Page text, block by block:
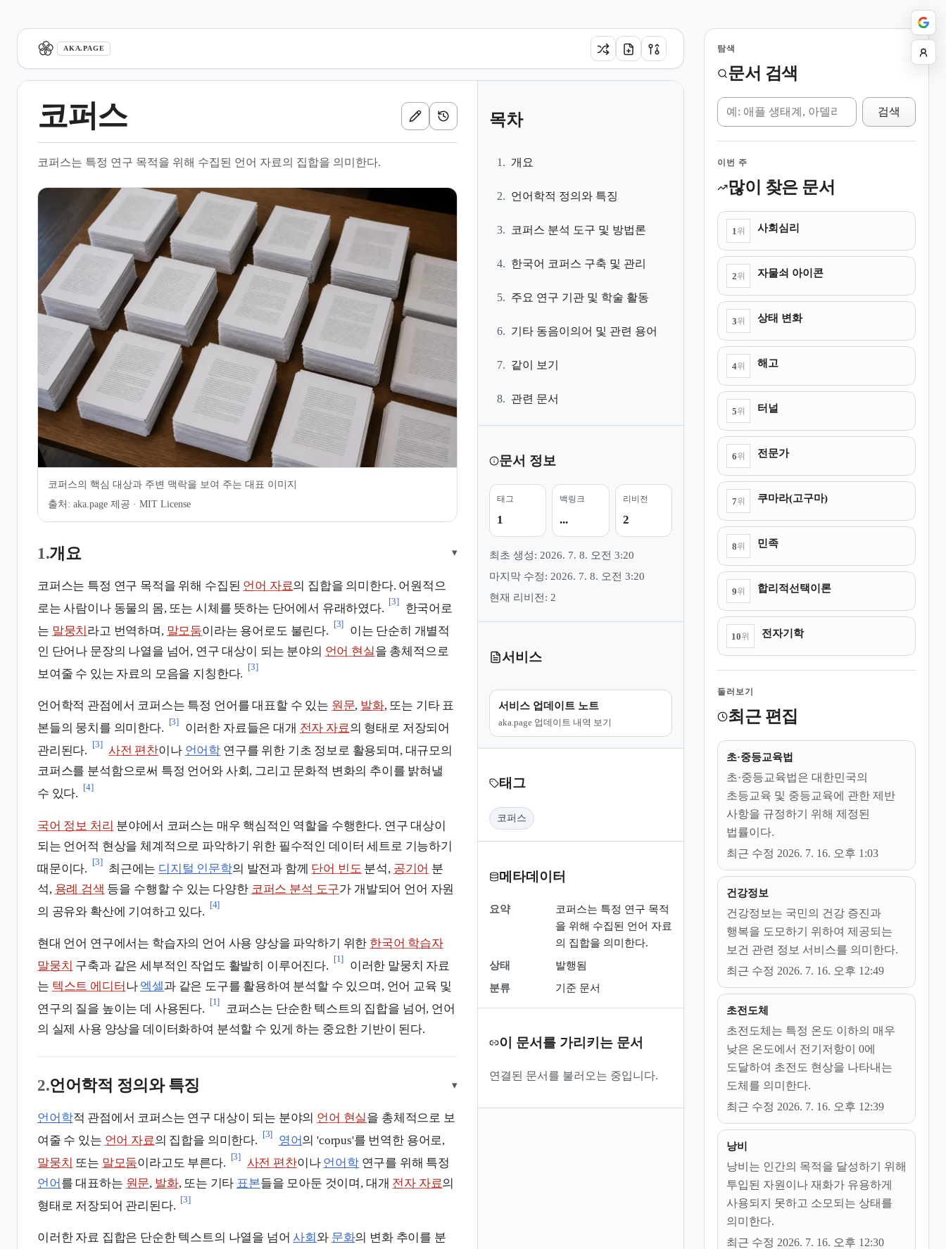
AKA.PAGE
코퍼스
코퍼스는 특정 연구 목적을 위해 수집된 언어 자료의 집합을 의미한다.
코퍼스의 핵심 대상과 주변 맥락을 보여 주는 대표 이미지
출처: aka.page 제공 · MIT License
1.개요 ▾
코퍼스는 특정 연구 목적을 위해 수집된 언어 자료의 집합을 의미한다. 어원적으
로는 사람이나 동물의 몸, 또는 시체를 뜻하는 단어에서 유래하였다.
[3]
한국어로
는 말뭉치 라고 번역하며, 말모둠이라는 용어로도 불린다.
[3]
이는 단순히 개별적
인 단어나 문장의 나열을 넘어, 연구 대상이 되는 분야의 언어 현실을 총체적으로
보여줄 수 있는 자료의 모음을 지칭한다.
[3]
언어학적 관점에서 코퍼스는 특정 언어를 대표할 수 있는 원문, 발화, 또는 기타 표
본들의 뭉치를 의미한다.
[3]
이러한 자료들은 대개 전자 자료의 형태로 저장되어
관리된다.
[3]
사전 편찬이나 언어학 연구를 위한 기초 정보로 활용되며, 대규모의
코퍼스를 분석함으로써 특정 언어와 사회, 그리고 문화적 변화의 추이를 밝혀낼
수 있다.
[4]
국어 정보 처리 분야에서 코퍼스는 매우 핵심적인 역할을 수행한다. 연구 대상이
되는 언어적 현상을 체계적으로 파악하기 위한 필수적인 데이터 세트로 기능하기
때문이다.
[3]
최근에는 디지털 인문학의 발전과 함께 단어 빈도 분석, 공기어 분
석, 용례 검색 등을 수행할 수 있는 다양한 코퍼스 분석 도구가 개발되어 언어 자원
의 공유와 확산에 기여하고 있다.
[4]
현대 언어 연구에서는 학습자의 언어 사용 양상을 파악하기 위한 한국어 학습자
말뭉치 구축과 같은 세부적인 작업도 활발히 이루어진다.
[1]
이러한 말뭉치 자료
는 텍스트 에디터 나 엑셀과 같은 도구를 활용하여 분석할 수 있으며, 언어 교육 및
연구의 질을 높이는 데 사용된다.
[1]
코퍼스는 단순한 텍스트의 집합을 넘어, 언어
의 실제 사용 양상을 데이터화하여 분석할 수 있게 하는 중요한 기반이 된다.
2.언어학적 정의와 특징 ▾
언어학적 관점에서 코퍼스는 연구 대상이 되는 분야의 언어 현실을 총체적으로 보
여줄 수 있는 언어 자료의 집합을 의미한다.
[3]
영어 의 'corpus'를 번역한 용어로,
말뭉치 또는 말모둠이라고도 부른다.
[3]
사전 편찬이나 언어학연구를 위해 특정
언어 를 대표하는 원문, 발화, 또는 기타 표본들을 모아둔 것이며, 대개 전자 자료의
형태로 저장되어 관리된다.
[3]
이러한 자료 집합은 단순한 텍스트의 나열을 넘어사회 와 문화의 변화 추이를 분
목차
1. 개요
2. 언어학적 정의와 특징
3. 코퍼스 분석 도구 및 방법론
4. 한국어 코퍼스 구축 및 관리
5. 주요 연구 기관 및 학술 활동
6. 기타 동음이의어 및 관련 용어
7. 같이 보기
8. 관련 문서
문서 정보
태그
1
백링크
...
리비전
2
최초 생성: 2026. 7. 8. 오전 3:20
마지막 수정: 2026. 7. 8. 오전 3:20
현재 리비전: 2
서비스
서비스 업데이트 노트
aka.page 업데이트 내역 보기
태그
코퍼스
메타데이터
요약
코퍼스는 특정 연구 목적
을 위해 수집된 언어 자료
의 집합을 의미한다.
상태
발행됨
분류
기준 문서
이 문서를 가리키는 문서
연결된 문서를 불러오는 중입니다.
개요
코퍼스 분석 도구 및 방법론
한국어 코퍼스 구축 및 관리
주요 연구 기관 및 학술 활동
기타 동음이의어 및 관련 용어
같이 보기
관련 문서
탐색
문서 검색
위키 검색
검색
이번 주
많이 찾은 문서
1 위 사회심리
2위 자물쇠 아이콘
3위 상태 변화
4위 해고
5위 터널
6위 전문가
7위 쿠마라(고구마)
8위 민족
9위 합리적선택이론
10위 전자기학
둘러보기
최근 편집
초·중등교육법
초·중등교육법은 대한민국의
초등교육 및 중등교육에 관한 제반
사항을 규정하기 위해 제정된
법률이다.
최근 수정 2026. 7. 16. 오후 1:03
건강정보
건강정보는 국민의 건강 증진과
행복을 도모하기 위하여 제공되는
보건 관련 정보 서비스를 의미한다.
최근 수정 2026. 7. 16. 오후 12:49
초전도체
초전도체는 특정 온도 이하의 매우
낮은 온도에서 전기저항이 0에
도달하여 초전도 현상을 나타내는
도체를 의미한다.
최근 수정 2026. 7. 16. 오후 12:39
낭비
낭비는 인간의 목적을 달성하기 위해
투입된 자원이나 재화가 유용하게
사용되지 못하고 소모되는 상태를
의미한다.
최근 수정 2026. 7. 16. 오후 12:30